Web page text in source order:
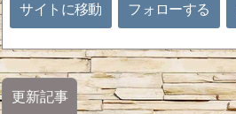
サイトに移動 フォローする
更新記事